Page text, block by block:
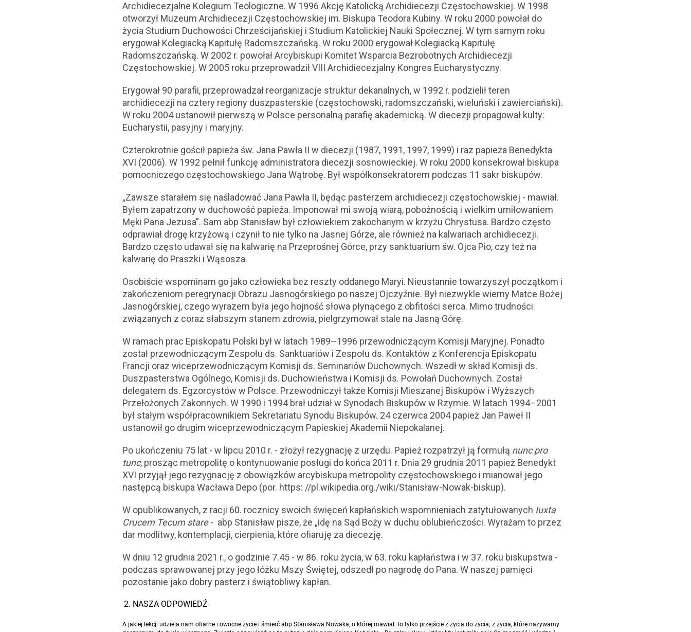
Archidiecezjalne Kolegium Teologiczne. W 1996 Akcję Katolicką Archidiecezji Częstochowskiej. W 1998
otworzył Muzeum Archidiecezji Częstochowskiej im. Biskupa Teodora Kubiny. W roku 2000 powołał do
życia Studium Duchowości Chrześcijańskiej i Studium Katolickiej Nauki Społecznej. W tym samym roku
erygował Kolegiacką Kapitułę Radomszczańską. W roku 2000 erygował Kolegiacką Kapitułę
Radomszczańską. W 2002 r. powołał Arcybiskupi Komitet Wsparcia Bezrobotnych Archidiecezji
Częstochowskiej. W 2005 roku przeprowadził VIII Archidiecezjalny Kongres Eucharystyczny.
Erygował 90 parafii, przeprowadzał reorganizacje struktur dekanalnych, w 1992 r. podzielił teren
archidiecezji na cztery regiony duszpasterskie (częstochowski, radomszczański, wieluński i zawierciański).
W roku 2004 ustanowił pierwszą w Polsce personalną parafię akademicką. W diecezji propagował kulty:
Eucharystii, pasyjny i maryjny.
Czterokrotnie gościł papieża św. Jana Pawła II w diecezji (1987, 1991, 1997, 1999) i raz papieża Benedykta
XVI (2006). W 1992 pełnił funkcję administratora diecezji sosnowieckiej. W roku 2000 konsekrował biskupa
pomocniczego częstochowskiego Jana Wątrobę. Był współkonsekratorem podczas 11 sakr biskupów.
„Zawsze starałem się naśladować Jana Pawła II, będąc pasterzem archidiecezji częstochowskiej - mawiał.
Byłem zapatrzony w duchowość papieża. Imponował mi swoją wiarą, pobożnością i wielkim umiłowaniem
Męki Pana Jezusa”. Sam abp Stanisław był człowiekiem zakochanym w krzyżu Chrystusa. Bardzo często
odprawiał drogę krzyżową i czynił to nie tylko na Jasnej Górze, ale również na kalwariach archidiecezji.
Bardzo często udawał się na kalwarię na Przeprośnej Górce, przy sanktuarium św. Ojca Pio, czy też na
kalwarię do Praszki i Wąsosza.
Osobiście wspominam go jako człowieka bez reszty oddanego Maryi. Nieustannie towarzyszył początkom i
zakończeniom peregrynacji Obrazu Jasnogórskiego po naszej Ojczyźnie. Był niezwykle wierny Matce Bożej
Jasnogórskiej, czego wyrazem była jego hojność słowa płynącego z obfitości serca. Mimo trudności
związanych z coraz słabszym stanem zdrowia, pielgrzymował stale na Jasną Górę.
W ramach prac Episkopatu Polski był w latach 1989–1996 przewodniczącym Komisji Maryjnej. Ponadto
został przewodniczącym Zespołu ds. Sanktuariów i Zespołu ds. Kontaktów z Konferencja Episkopatu
Francji oraz wiceprzewodniczącym Komisji ds. Seminariów Duchownych. Wszedł w skład Komisji ds.
Duszpasterstwa Ogólnego, Komisji ds. Duchowieństwa i Komisji ds. Powołań Duchownych. Został
delegatem ds. Egzorcystów w Polsce. Przewodniczył także Komisji Mieszanej Biskupów i Wyższych
Przełożonych Zakonnych. W 1990 i 1994 brał udział w Synodach Biskupów w Rzymie. W latach 1994–2001
był stałym współpracownikiem Sekretariatu Synodu Biskupów. 24 czerwca 2004 papież Jan Paweł II
ustanowił go drugim wiceprzewodniczącym Papieskiej Akademii Niepokalanej.
Po ukończeniu 75 lat - w lipcu 2010 r. - złożył rezygnację z urzędu. Papież rozpatrzył ją formułą nunc pro
tunc, prosząc metropolitę o kontynuowanie posługi do końca 2011 r. Dnia 29 grudnia 2011 papież Benedykt
XVI przyjął jego rezygnację z obowiązków arcybiskupa metropolity częstochowskiego i mianował jego
następcą biskupa Wacława Depo (por. https: //pl.wikipedia.org./wiki/Stanisław-Nowak-biskup).
W opublikowanych, z racji 60. rocznicy swoich święceń kapłańskich wspomnieniach zatytułowanych Iuxta
Crucem Tecum stare- abp Stanisław pisze, że „idę na Sąd Boży w duchu oblubieńczości. Wyrażam to przez
dar modlitwy, kontemplacji, cierpienia, które ofiaruję za diecezję.
W dniu 12 grudnia 2021 r., o godzinie 7.45 - w 86. roku życia, w 63. roku kapłaństwa i w 37. roku biskupstwa -
podczas sprawowanej przy jego łóżku Mszy Świętej, odszedł po nagrodę do Pana. W naszej pamięci
pozostanie jako dobry pasterz i świątobliwy kapłan.
NASZA ODPOWIEDŹ
A jakiej lekcji udziela nam ofiarne i owocne życie i śmierć abp Stanisława Nowaka, o której mawiał: to tylko przejście z życia do życia; z życia, które nazywamy